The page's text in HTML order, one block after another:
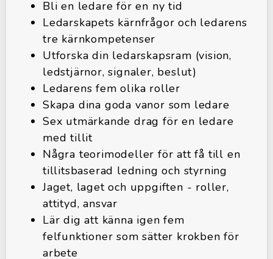
Bli en ledare för en ny tid
Ledarskapets kärnfrågor och ledarens
tre kärnkompetenser
Utforska din ledarskapsram (vision,
ledstjärnor, signaler, beslut)
Ledarens fem olika roller
Skapa dina goda vanor som ledare
Sex utmärkande drag för en ledare
med tillit
Några teorimodeller för att få till en
tillitsbaserad ledning och styrning
Jaget, laget och uppgiften - roller,
attityd, ansvar
Lär dig att känna igen fem
felfunktioner som sätter krokben för
arbete